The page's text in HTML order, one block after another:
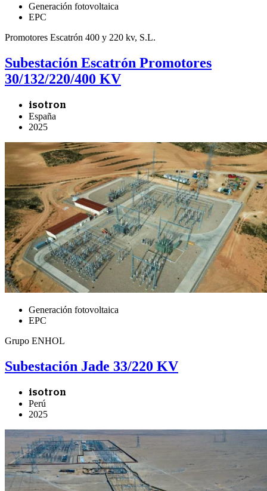
Generación fotovoltaica
EPC
Promotores Escatrón 400 y 220 kv, S.L.
Subestación Escatrón Promotores
30/132/220/400 KV
isotron
España
2025
Generación fotovoltaica
EPC
Grupo ENHOL
Subestación Jade 33/220 KV
isotron
Perú
2025